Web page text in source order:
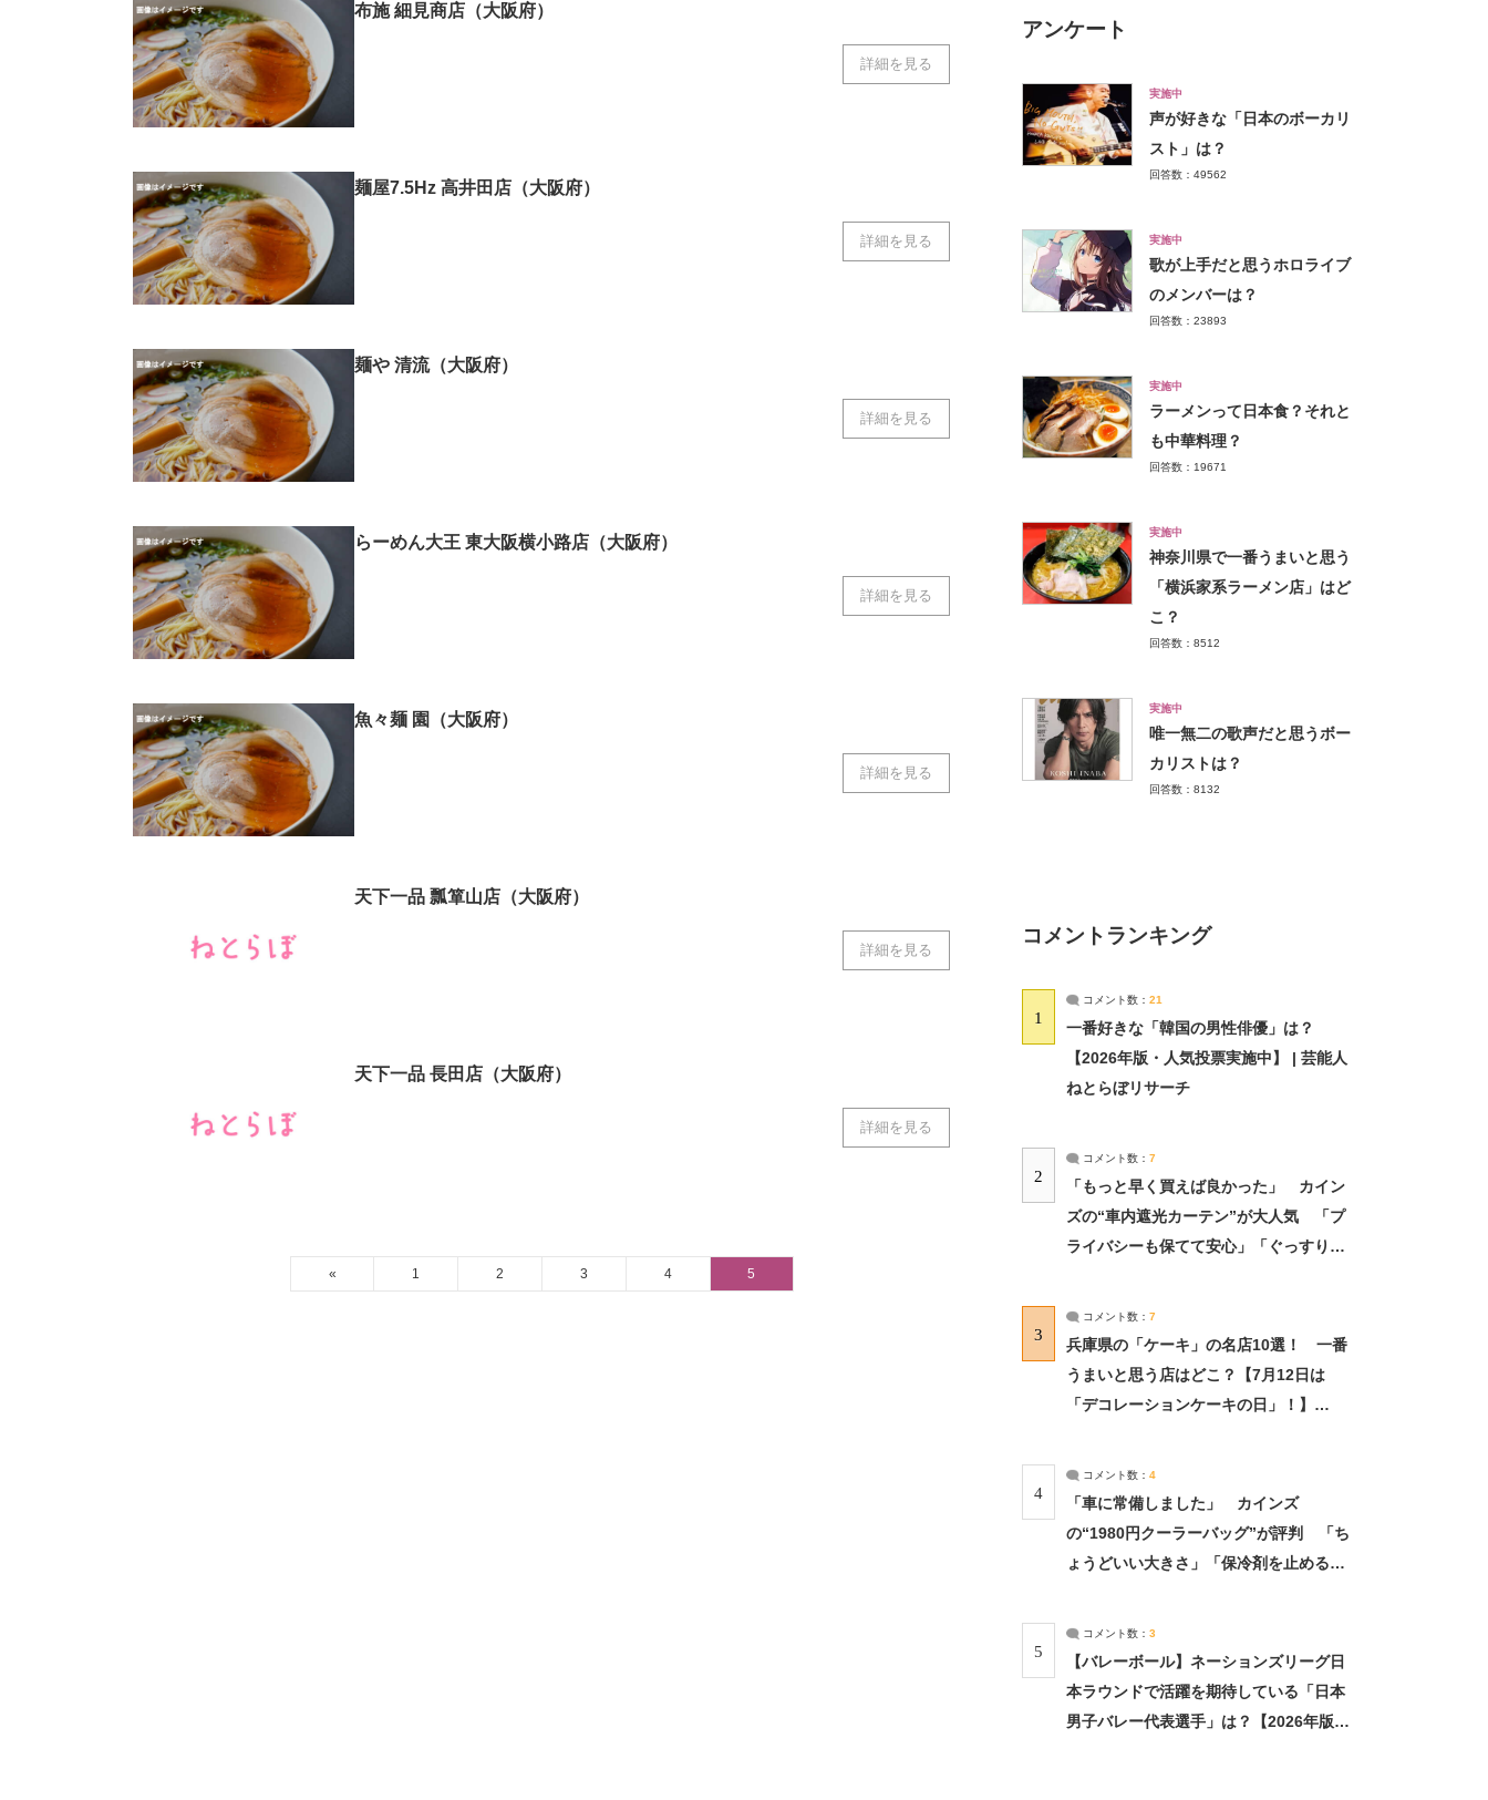
布施 細見商店（大阪府）
詳細を見る
麺屋7.5Hz 高井田店（大阪府）
詳細を見る
麺や 清流（大阪府）
詳細を見る
らーめん大王 東大阪横小路店（大阪府）
詳細を見る
魚々麺 園（大阪府）
詳細を見る
天下一品 瓢箪山店（大阪府）
詳細を見る
天下一品 長田店（大阪府）
詳細を見る
« 1 2 3 4 5
アンケート
実施中
声が好きな「日本のボーカリ
スト」は？
回答数：49562
実施中
歌が上手だと思うホロライブ
のメンバーは？
回答数：23893
実施中
ラーメンって日本食？それと
も中華料理？
回答数：19671
実施中
神奈川県で一番うまいと思う
「横浜家系ラーメン店」はど
こ？
回答数：8512
実施中
唯一無二の歌声だと思うボー
カリストは？
回答数：8132
コメントランキング
1
コメント数： 21
一番好きな「韓国の男性俳優」は？
【2026年版・人気投票実施中】 | 芸能人
ねとらぼリサーチ
2
コメント数： 7
「もっと早く買えば良かった」 カイン
ズの“車内遮光カーテン”が大人気 「プ
ライバシーも保てて安心」「ぐっすり眠
3
コメント数： 7
兵庫県の「ケーキ」の名店10選！ 一番
うまいと思う店はどこ？【7月12日は
「デコレーションケーキの日」！】
4
コメント数： 4
「車に常備しました」 カインズ
の“1980円クーラーバッグ”が評判 「ち
ょうどいい大きさ」「保冷剤を止めるベ
5
コメント数： 3
【バレーボール】ネーションズリーグ日
本ラウンドで活躍を期待している「日本
男子バレー代表選手」は？【2026年版・